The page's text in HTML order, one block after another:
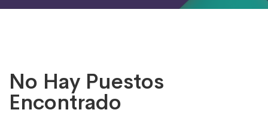
No Hay Puestos
Encontrado